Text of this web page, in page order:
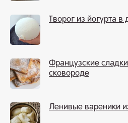
Творог из йогурта
Французские
сковороде
Ленивые вареники